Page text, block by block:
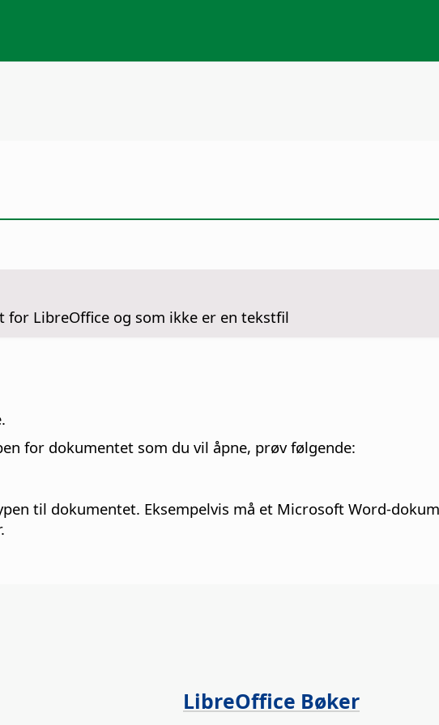
for LibreOffice og som ikke er en tekstfil
for dokumentet som du vil åpne, prøv følgende:
til dokumentet. Eksempelvis må et Microsoft Word-
LibreOffice Bøker